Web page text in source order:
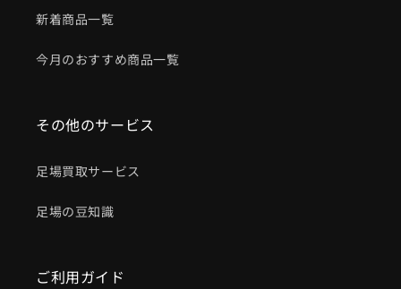
新着商品一覧
今月のおすすめ商品一覧
その他のサービス
足場買取サービス
足場の豆知識
ご利用ガイド